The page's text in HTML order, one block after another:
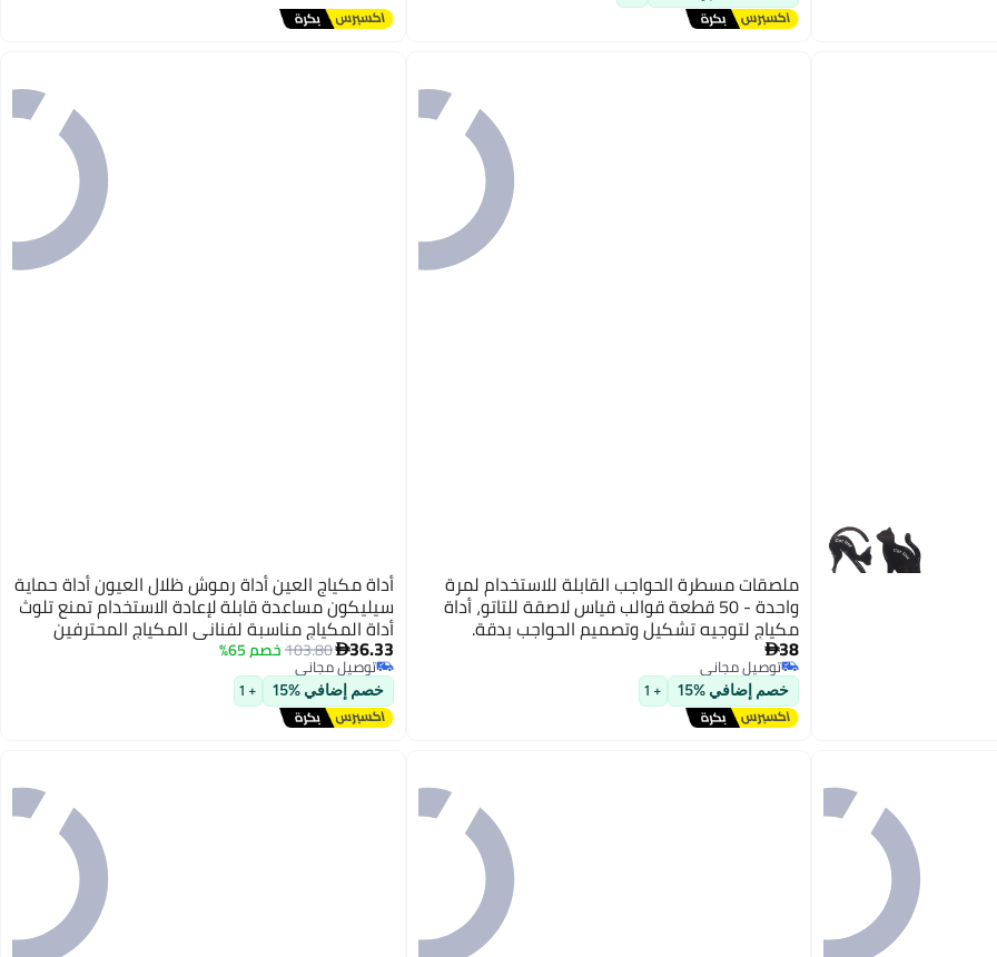
ملصقات مسطرة الحواجب القابلة للاستخدام لمرة
واحدة - 50 قطعة قوالب قياس لاصقة للتاتو، أداة
مكياج لتوجيه تشكيل وتصميم الحواجب بدقة.
38
توصيل مجاني
توصيل مجاني
خصم إضافي %15 + 1
أداة مكياج العين أداة رموش ظلال العيون أداة حماية
سيليكون مساعدة قابلة لإعادة الاستخدام تمنع تلوث
أداة المكياج مناسبة لفناني المكياج المحترفين
والمبتدئين 7 قطع
36.33
103.80خصم 65%
توصيل مجاني
توصيل مجاني
خصم إضافي %15 + 1